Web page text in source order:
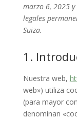
marzo 6, 2025
legales
Suiza.
1.
Nuestra web,
web») utiliza
(para mayor
denominan